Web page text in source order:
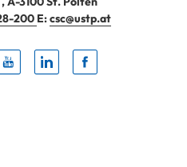
200 E:csc@ustp.at